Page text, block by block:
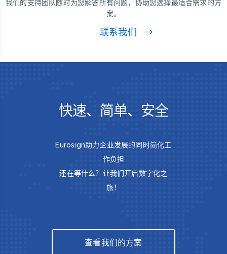
我们的支持团队随时为您解答所有问题，协助您选择最适合需求的方
案。
联系我们
快速、简单、安全
Eurosign助力企业发展的同时简化工
作负担
还在等什么？让我们开启数字化之
旅！
查看我们的方案